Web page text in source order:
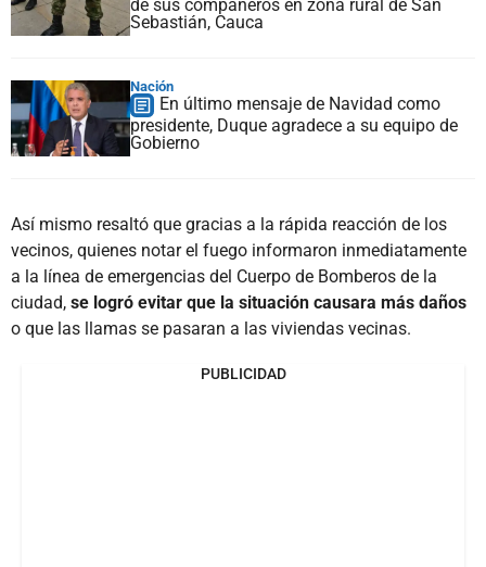
de sus compañeros en zona rural de San
Sebastián, Cauca
Nación
En último mensaje de Navidad como
presidente, Duque agradece a su equipo de
Gobierno
Así mismo resaltó que gracias a la rápida reacción de los
vecinos, quienes notar el fuego informaron inmediatamente
a la línea de emergencias del Cuerpo de Bomberos de la
ciudad, se logró evitar que la situación causara más daños
o que las llamas se pasaran a las viviendas vecinas.
PUBLICIDAD